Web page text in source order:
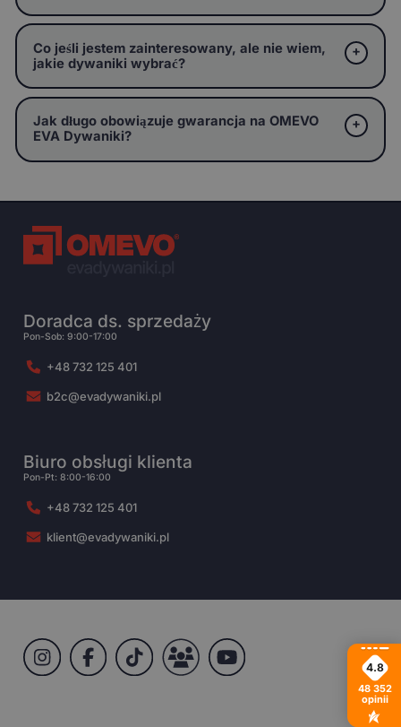
Co jeśli jestem zainteresowany, ale nie wiem,
jakie dywaniki wybrać?
Jak długo obowiązuje gwarancja na OMEVO
EVA Dywaniki?
Doradca ds. sprzedaży
Pon-Sob: 9:00-17:00
+48 732 125 401
b2c@evadywaniki.pl
Biuro obsługi klienta
Pon-Pt: 8:00-16:00
+48 732 125 401
klient@evadywaniki.pl
4.8
48 352
opinii